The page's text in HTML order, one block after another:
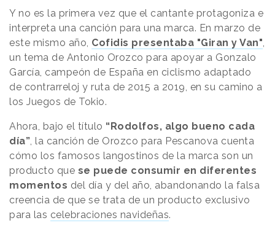
Y no es la primera vez que el cantante protagoniza e
interpreta una canción para una marca. En marzo de
este mismo año, Cofidis presentaba "Giran y Van",
un tema de Antonio Orozco para apoyar a Gonzalo
García, campeón de España en ciclismo adaptado
de contrarreloj y ruta de 2015 a 2019, en su camino a
los Juegos de Tokio.
Ahora, bajo el título “Rodolfos, algo bueno cada
día”, la canción de Orozco para Pescanova cuenta
cómo los famosos langostinos de la marca son un
producto que se puede consumir en diferentes
momentos del día y del año, abandonando la falsa
creencia de que se trata de un producto exclusivo
para las celebraciones navideñas.